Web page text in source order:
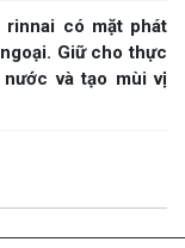
rinnai có mặt phát
Giữ cho thực
và tạo mùi vị